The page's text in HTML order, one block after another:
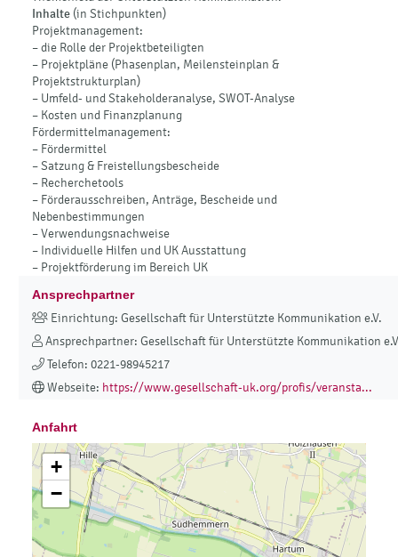
Inhalte (in Stichpunkten)
Projektmanagement:
– die Rolle der Projektbeteiligten
– Projektpläne (Phasenplan, Meilensteinplan &
Projektstrukturplan)
– Umfeld- und Stakeholderanalyse, SWOT-Analyse
– Kosten und Finanzplanung
Fördermittelmanagement:
– Fördermittel
– Satzung & Freistellungsbescheide
– Recherchetools
– Förderausschreiben, Anträge, Bescheide und
Nebenbestimmungen
– Verwendungsnachweise
– Individuelle Hilfen und UK Ausstattung
– Projektförderung im Bereich UK
Ansprechpartner
Einrichtung: Gesellschaft für Unterstützte Kommunikation e.V.
Ansprechpartner: Gesellschaft für Unterstützte Kommunikation
Telefon: 0221-98945217
Webseite: https://www.gesellschaft-uk.org/profis/veransta...
Anfahrt
+
−